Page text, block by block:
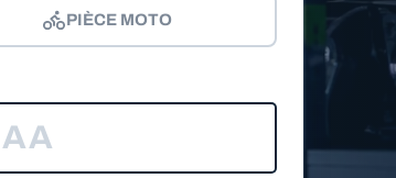
PIÈCE MOTO